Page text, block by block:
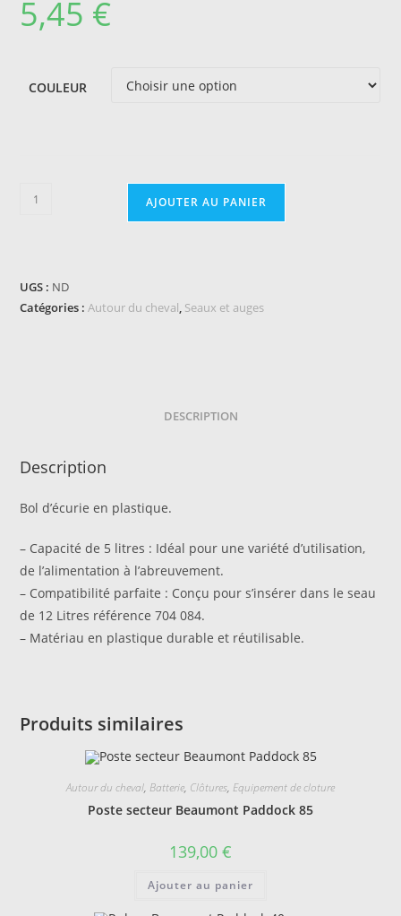
5,45 €
COULEUR
quantité
Hippotonic
5L
AJOUTER AU PANIER
UGS : ND
Catégories :Autour du cheval, Seaux et auges
DESCRIPTION
Description
Bol d’écurie en plastique.
– Capacité de 5 litres : Idéal pour une variété d’utilisation,
de l’alimentation à l’abreuvement.
– Compatibilité parfaite : Conçu pour s’insérer dans le seau
de 12 Litres référence 704 084.
– Matériau en plastique durable et réutilisable.
Produits similaires
Autour du cheval, Batterie, Clôtures, Equipement de cloture
Poste secteur Beaumont Paddock 85
139,00 €
Ajouter au panier